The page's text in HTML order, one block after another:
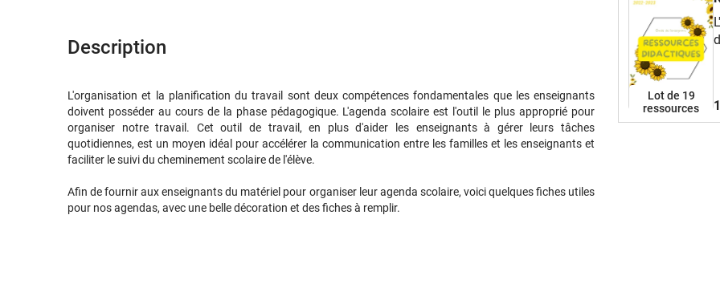
Description
L'organisation et la planification du travail sont deux compétences fondamentales que les enseignants
doivent posséder au cours de la phase pédagogique. L'agenda scolaire est l'outil le plus approprié pour
organiser notre travail. Cet outil de travail, en plus d'aider les enseignants à gérer leurs tâches
quotidiennes, est un moyen idéal pour accélérer la communication entre les familles et les enseignants et
faciliter le suivi du cheminement scolaire de l'élève.
Afin de fournir aux enseignants du matériel pour organiser leur agenda scolaire, voici quelques fiches utiles
pour nos agendas, avec une belle décoration et des fiches à remplir.
Lot de 19
ressources